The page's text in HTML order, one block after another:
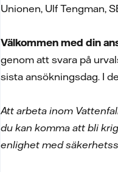
Unionen, Ulf Tengman,
Välkommen med din
genom att svara på
sista ansökningsdag. I
Att arbeta inom
du kan komma att bli
enlighet med